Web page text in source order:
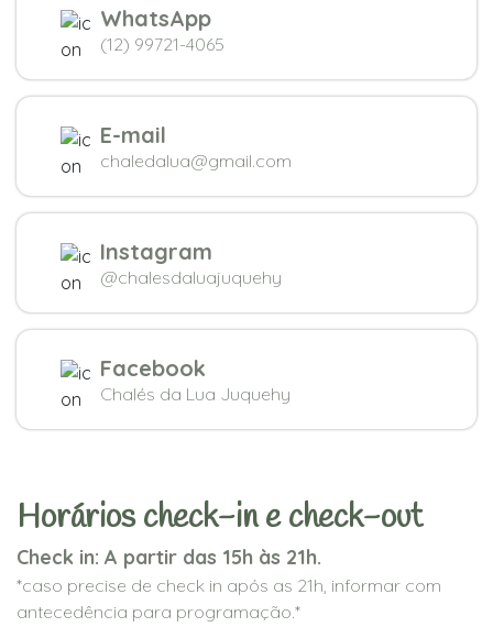
WhatsApp
(12) 99721-4065
E-mail
chaledalua@gmail.com
Instagram
@chalesdaluajuquehy
Facebook
Chalés da Lua Juquehy
Horários check-in e check-out
Check in: A partir das 15h às 21h.
*caso precise de check in após as 21h, informar com
antecedência para programação.*